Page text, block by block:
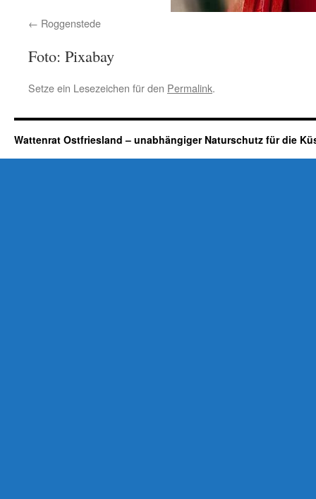
Roggenstede
Foto: Pixabay
Setze ein Lesezeichen für den Permalink.
Wattenrat Ostfriesland – unabhängiger Naturschutz für die